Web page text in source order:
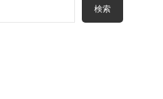
検索